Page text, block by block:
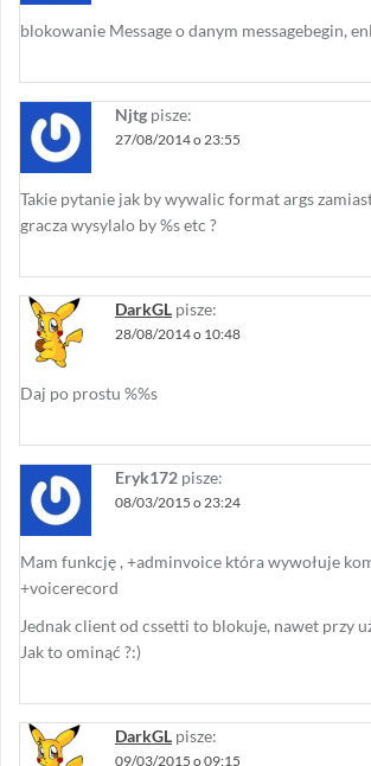
blokowanie Message o danym messagebegin,
Njtg pisze:
27/08/2014 o 23:55
Takie pytanie jak by wywalic format args
gracza wysylalo by %s etc ?
DarkGL pisze:
28/08/2014 o 10:48
Daj po prostu %%s
Eryk172 pisze:
08/03/2015 o 23:24
Mam funkcję , +adminvoice która wywołuje
+voicerecord
Jednak client od cssetti to blokuje, nawet przy
Jak to ominąć ?:)
DarkGL pisze:
09/03/2015 o 09:15